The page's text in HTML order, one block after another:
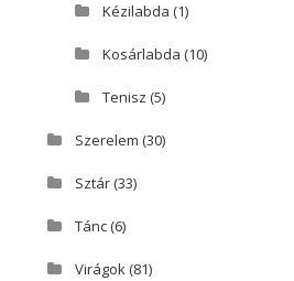
Kézilabda (1)
Kosárlabda (10)
Tenisz (5)
Szerelem (30)
Sztár(33)
Tánc(6)
Virágok(81)